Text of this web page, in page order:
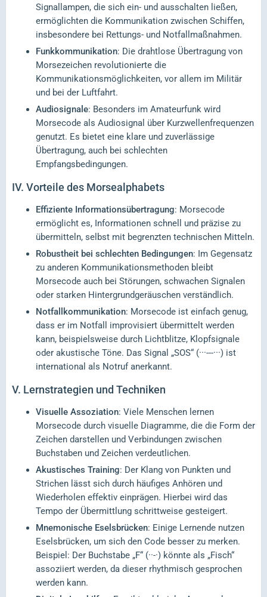
Signallampen, die sich ein- und ausschalten ließen,
ermöglichten die Kommunikation zwischen Schiffen,
insbesondere bei Rettungs- und Notfallmaßnahmen.
Funkkommunikation: Die drahtlose Übertragung von
Morsezeichen revolutionierte die
Kommunikationsmöglichkeiten, vor allem im Militär
und bei der Luftfahrt.
Audiosignale: Besonders im Amateurfunk wird
Morsecode als Audiosignal über Kurzwellenfrequenzen
genutzt. Es bietet eine klare und zuverlässige
Übertragung, auch bei schlechten
Empfangsbedingungen.
IV. Vorteile des Morsealphabets
Effiziente Informationsübertragung: Morsecode
ermöglicht es, Informationen schnell und präzise zu
übermitteln, selbst mit begrenzten technischen Mitteln.
Robustheit bei schlechten Bedingungen: Im Gegensatz
zu anderen Kommunikationsmethoden bleibt
Morsecode auch bei Störungen, schwachen Signalen
oder starken Hintergrundgeräuschen verständlich.
Notfallkommunikation: Morsecode ist einfach genug,
dass er im Notfall improvisiert übermittelt werden
kann, beispielsweise durch Lichtblitze, Klopfsignale
oder akustische Töne. Das Signal „SOS“ (···---···) ist
international als Notruf anerkannt.
V. Lernstrategien und Techniken
Visuelle Assoziation: Viele Menschen lernen
Morsecode durch visuelle Diagramme, die die Form der
Zeichen darstellen und Verbindungen zwischen
Buchstaben und Zeichen verdeutlichen.
Akustisches Training: Der Klang von Punkten und
Strichen lässt sich durch häufiges Anhören und
Wiederholen effektiv einprägen. Hierbei wird das
Tempo der Übermittlung schrittweise gesteigert.
Mnemonische Eselsbrücken: Einige Lernende nutzen
Eselsbrücken, um sich den Code besser zu merken.
Beispiel: Der Buchstabe „F“ (··-·) könnte als „Fisch“
assoziiert werden, da dieser rhythmisch gesprochen
werden kann.